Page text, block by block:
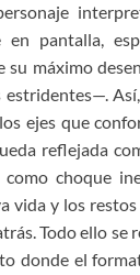
en pantalla,
su máximo
estridentes—.
ejes que
reflejada
como choque
vida y los
Todo ello se
donde el